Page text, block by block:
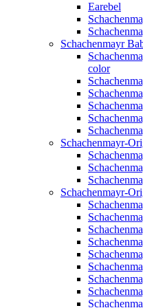
Earebel
Schachenmayr
color
Schachenmayr-
Schachenmayr-